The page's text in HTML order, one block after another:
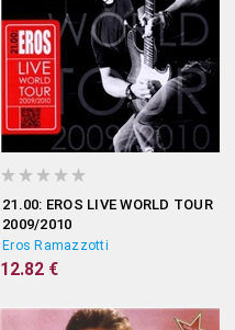
21.00: EROS LIVE WORLD TOUR
2009/2010
Eros Ramazzotti
12.82 €